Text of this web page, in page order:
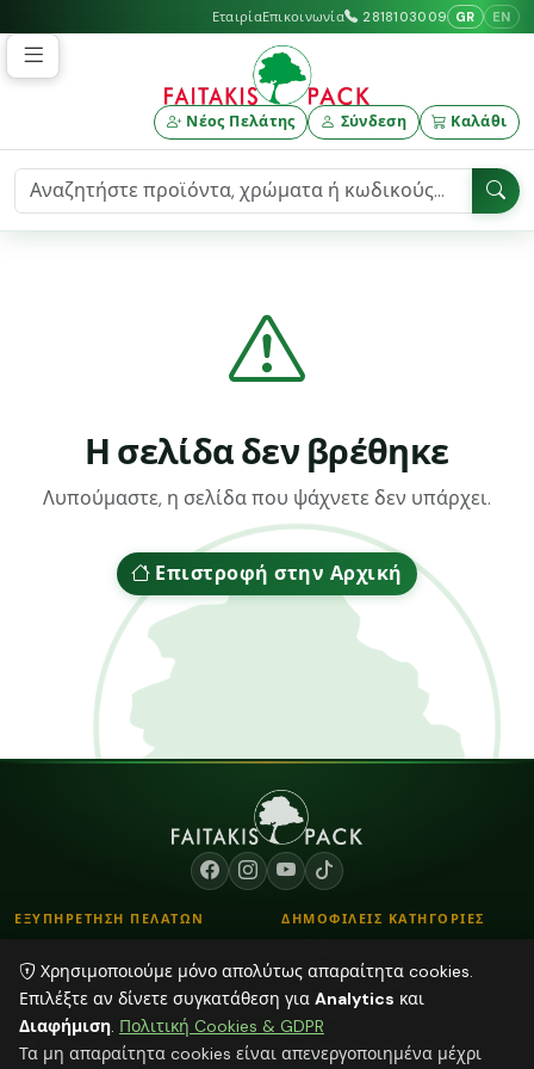
ΕταιρίαΕπικοινωνία 2818103009 GR EN
Νέος Πελάτης Σύνδεση Καλάθι
Η σελίδα δεν βρέθηκε
Λυπούμαστε, η σελίδα που ψάχνετε δεν υπάρχει.
Επιστροφή στην Αρχική
ΕΞΥΠΗΡΕΤΗΣΗ ΠΕΛΑΤΩΝ
Τρόποι Παραγγελίας
Τρόποι Αποστολής & Πληρωμής
Blog
ΔΗΜΟΦΙΛΕΙΣ ΚΑΤΗΓΟΡΙΕΣ
Λουλούδια - Βάζα
Αποξηραμένα φυτά
Χρησιμοποιούμε μόνο απολύτως απαραίτητα cookies.
Επιλέξτε αν δίνετε συγκατάθεση για Analytics και
Διαφήμιση. Πολιτική Cookies & GDPR
Τα μη απαραίτητα cookies είναι απενεργοποιημένα μέχρι